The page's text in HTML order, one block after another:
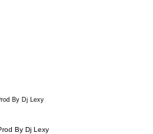
By Dj Lexy
By Dj Lexy